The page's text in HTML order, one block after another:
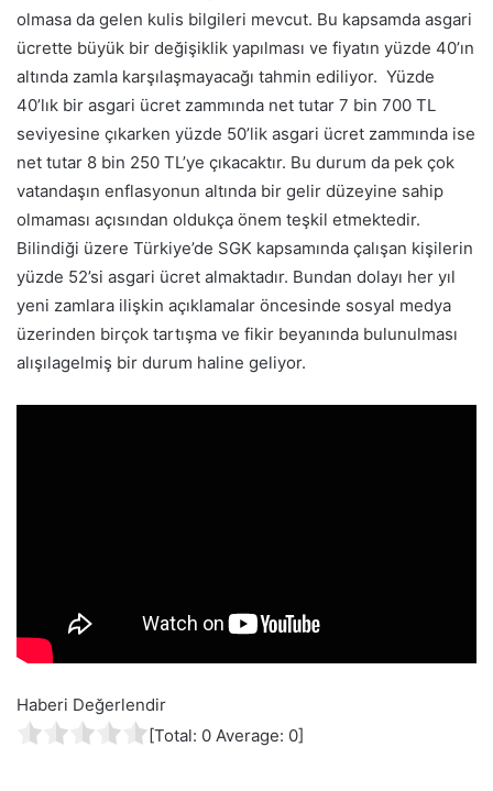
olmasa da gelen kulis bilgileri mevcut. Bu kapsamda asgari
ücrette büyük bir değişiklik yapılması ve fiyatın yüzde 40’ın
altında zamla karşılaşmayacağı tahmin ediliyor. Yüzde
40’lık bir asgari ücret zammında net tutar 7 bin 700 TL
seviyesine çıkarken yüzde 50’lik asgari ücret zammında ise
net tutar 8 bin 250 TL’ye çıkacaktır. Bu durum da pek çok
vatandaşın enflasyonun altında bir gelir düzeyine sahip
olmaması açısından oldukça önem teşkil etmektedir.
Bilindiği üzere Türkiye’de SGK kapsamında çalışan kişilerin
yüzde 52’si asgari ücret almaktadır. Bundan dolayı her yıl
yeni zamlara ilişkin açıklamalar öncesinde sosyal medya
üzerinden birçok tartışma ve fikir beyanında bulunulması
alışılagelmiş bir durum haline geliyor.
Haberi Değerlendir
[Total: 0 Average: 0]